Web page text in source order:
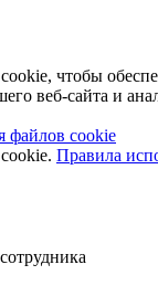
чтобы
веб-сайта и
файлов cookie
Правила